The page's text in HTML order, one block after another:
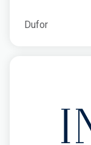
Dufor